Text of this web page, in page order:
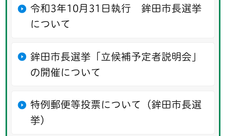
令和3年10月31日執行 鉾田市長選挙
について
鉾田市長選挙「立候補予定者説明会」
の開催について
特例郵便等投票について（鉾田市長選
挙）